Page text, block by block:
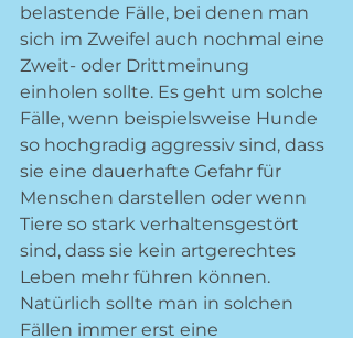
belastende Fälle, bei denen man
sich im Zweifel auch nochmal eine
Zweit- oder Drittmeinung
einholen sollte. Es geht um solche
Fälle, wenn beispielsweise Hunde
so hochgradig aggressiv sind, dass
sie eine dauerhafte Gefahr für
Menschen darstellen oder wenn
Tiere so stark verhaltensgestört
sind, dass sie kein artgerechtes
Leben mehr führen können.
Natürlich sollte man in solchen
Fällen immer erst eine